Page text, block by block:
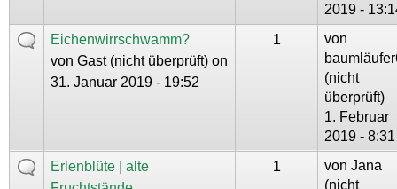
2019 -
Eichenwirrschwamm?
von Gast (nicht überprüft) on
31. Januar 2019 - 19:52
1
von
(nicht
überprüft)
1. Februar
2019 - 8:31
Erlenblüte | alte
1 von Jana
(nicht